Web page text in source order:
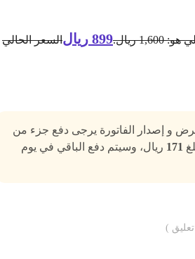
899 ريال السعر الحالي
و إصدار الفاتورة يرجى دفع جزء من
ريال، وسيتم دفع الباقي في يوم
)